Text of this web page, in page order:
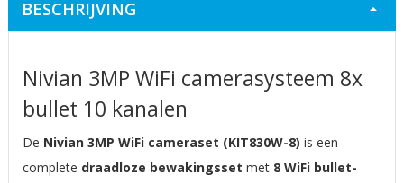
BESCHRIJVING
Nivian 3MP WiFi camerasysteem 8x
bullet 10 kanalen
De Nivian 3MP WiFi cameraset (KIT830W-8) is een
complete draadloze bewakingsset met 8 WiFi bullet-